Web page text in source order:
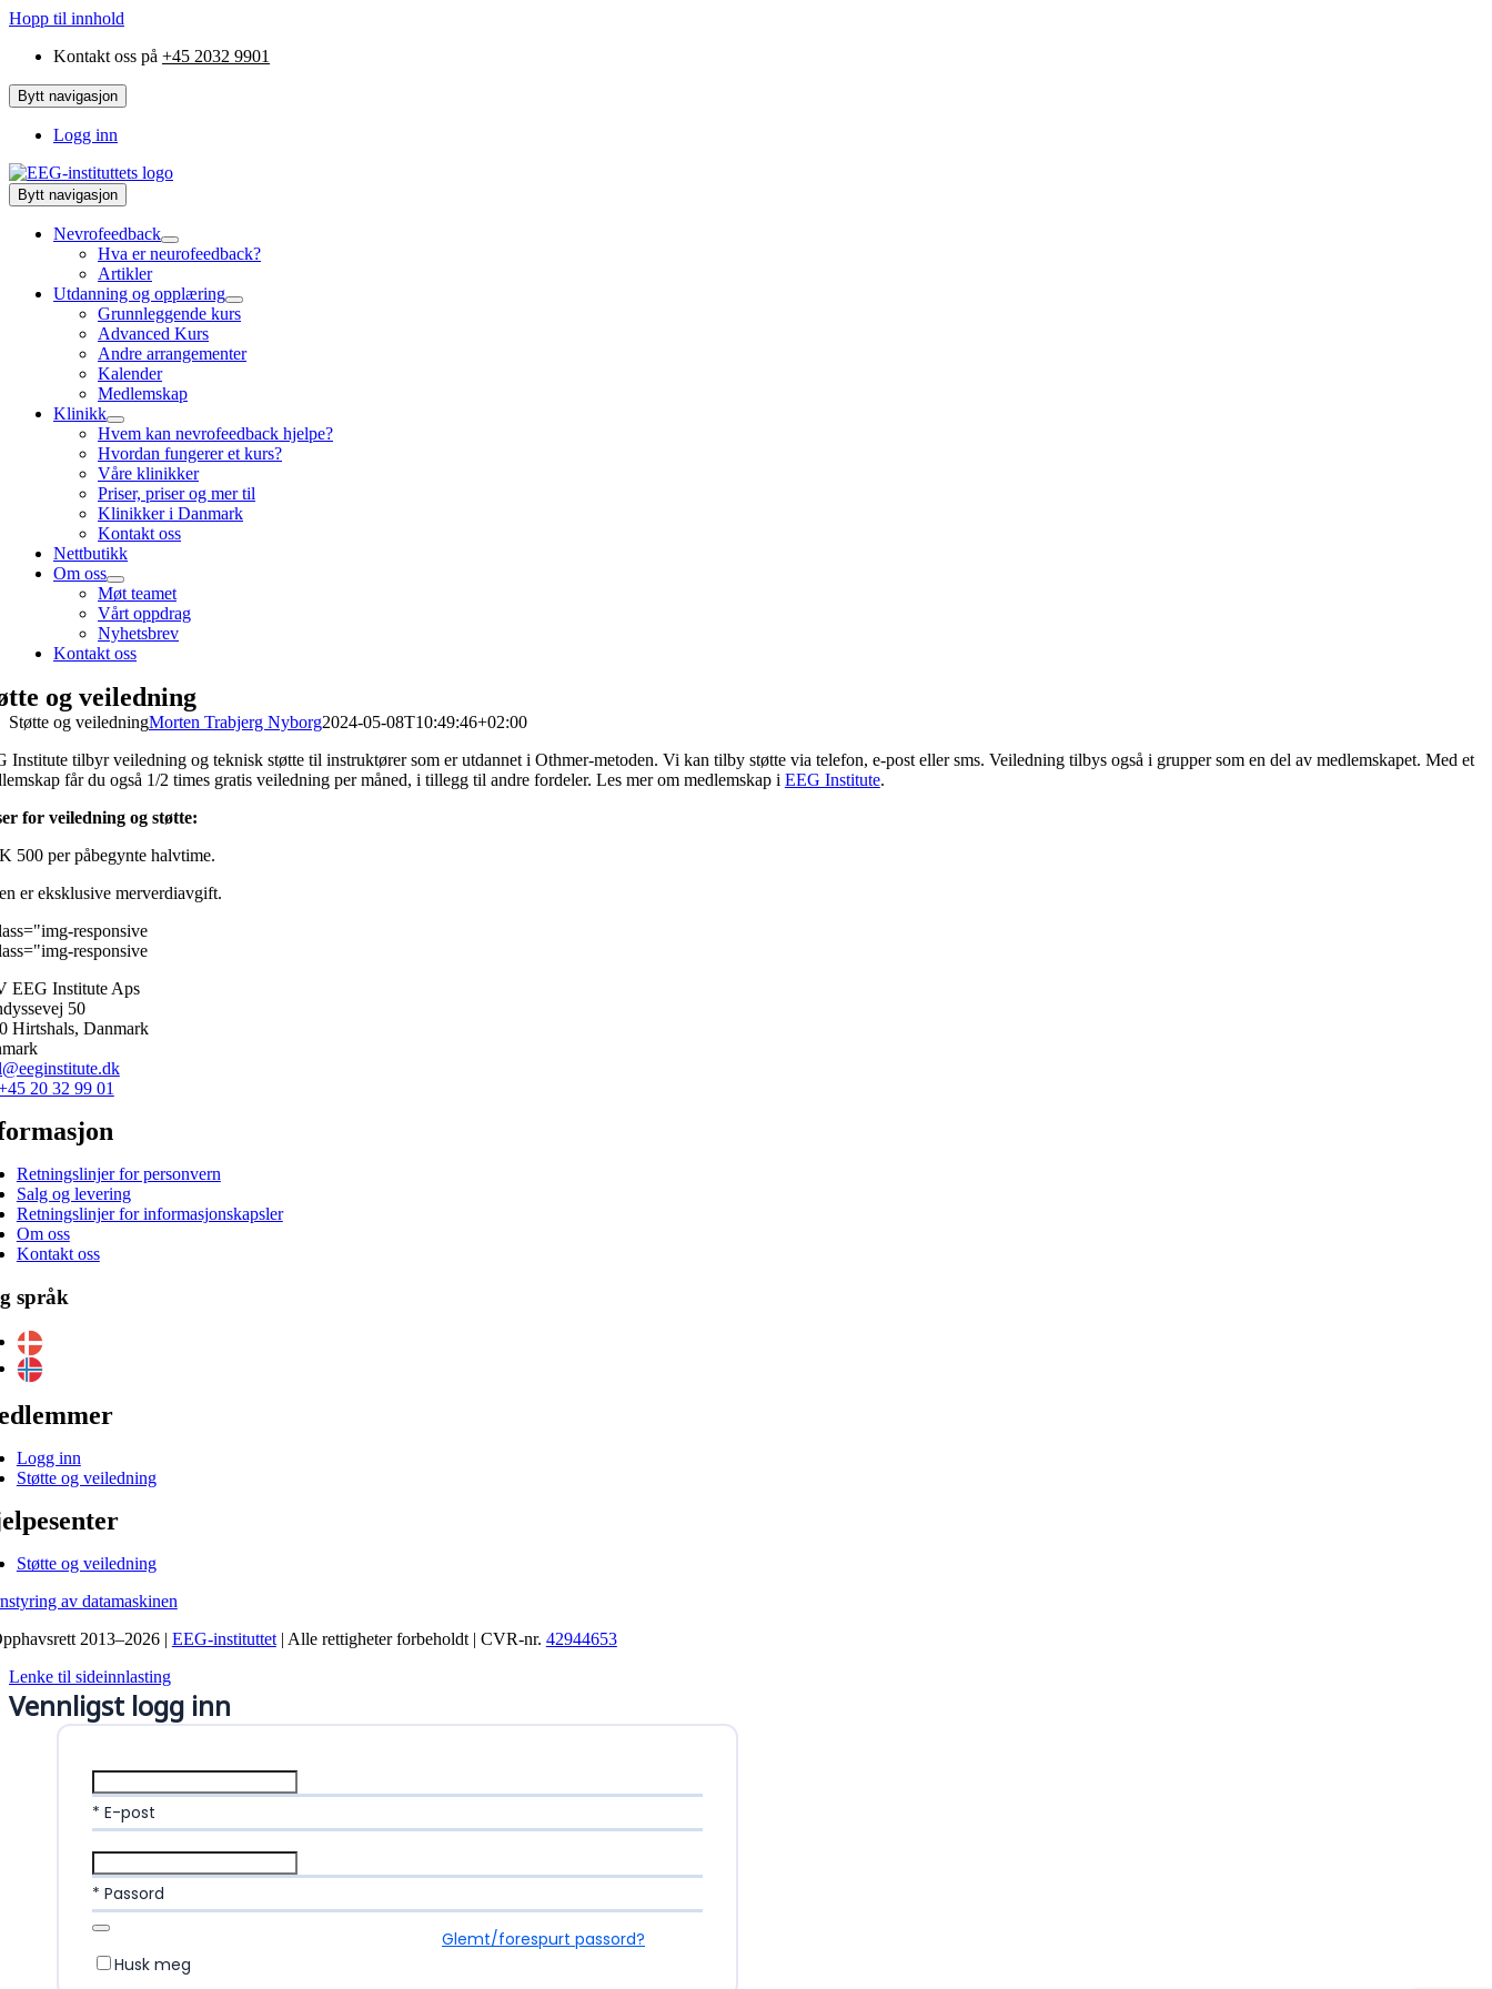
Hopp til innhold
Kontakt oss på +45 2032 9901
Bytt navigasjon
Logg inn
Bytt navigasjon
Nevrofeedback
Hva er neurofeedback?
Artikler
Utdanning og opplæring
Grunnleggende kurs
Advanced Kurs
Andre arrangementer
Kalender
Medlemskap
Klinikk
Hvem kan nevrofeedback hjelpe?
Hvordan fungerer et kurs?
Våre klinikker
Priser, priser og mer til
Klinikker i Danmark
Kontakt oss
Nettbutikk
Om oss
Møt teamet
Vårt oppdrag
Nyhetsbrev
Kontakt oss
og veiledning
Støtte og veiledningMorten Trabjerg Nyborg2024-05-08T10:49:46+02:00
Institute tilbyr veiledning og teknisk støtte til instruktører som er utdannet i Othmer-metoden. Vi kan tilby støtte via telefon, e-post eller sms. Veiledning tilbys også i grupper som en del av medlemskapet. Med et
får du også 1/2 times gratis veiledning per måned, i tillegg til andre fordeler. Les mer om medlemskap i EEG Institute.
for veiledning og støtte:
500 per påbegynte halvtime.
er eksklusive merverdiavgift.
EEG Institute Aps
50
Hirtshals, Danmark
20 32 99 01
Retningslinjer for personvern
Salg og levering
Retningslinjer for informasjonskapsler
Om oss
Kontakt oss
språk
Logg inn
Støtte og veiledning
Støtte og veiledning
av datamaskinen
2013–2026 | EEG-instituttet| Alle rettigheter forbeholdt | CVR-nr. 42944653
Lenke til sideinnlasting
Vennligst logg inn
* E-post
* Passord
Husk meg
Glemt/forespurt passord?